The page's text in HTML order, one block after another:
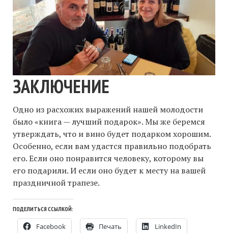
ЗАКЛЮЧЕНИЕ
Одно из расхожих выражений нашей молодости
было «книга — лучший подарок». Мы же беремся
утверждать, что и вино будет подарком хорошим.
Особенно, если вам удастся правильно подобрать
его. Если оно понравится человеку, которому вы
его подарили. И если оно будет к месту на вашей
праздничной трапезе.
ПОДЕЛИТЬСЯ ССЫЛКОЙ:
Facebook Печать LinkedIn